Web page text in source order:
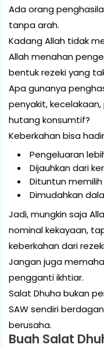
Ada orang
tanpa arah.
Kadang Allah tidak
Allah menahan
bentuk rezeki yang
Apa gunanya
penyakit,
hutang konsumtif?
Keberkahan bisa
Pengeluaran
Dijauhkan dari
Dituntun
Dimudahkan
Jadi, mungkin saja
nominal kekayaan,
keberkahan dari
Jangan juga
pengganti ikhtiar.
Salat Dhuha bukan
SAW sendiri
berusaha.
Buah Salat